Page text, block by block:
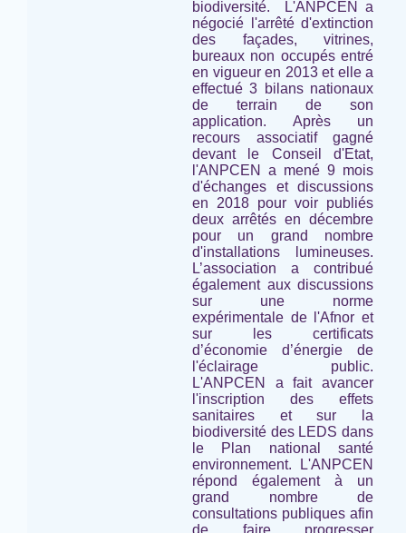
biodiversité.
L'ANPCEN a
négocié l'arrêté d'extinction
des façades, vitrines,
bureaux non occupés entré
en vigueur en 2013 et elle a
effectué 3 bilans nationaux
de terrain de son
application. Après un
recours associatif gagné
devant le Conseil d'Etat,
l'ANPCEN a mené 9 mois
d'échanges et discussions
en 2018 pour voir publiés
deux arrêtés en décembre
pour un grand nombre
d'installations lumineuses.
L’association a contribué
également aux discussions
sur une norme
expérimentale de l'Afnor et
sur les certificats
d’économie d’énergie de
l'éclairage public.
L'ANPCEN a fait avancer
l'inscription des effets
sanitaires et sur la
biodiversité des LEDS dans
le Plan national santé
environnement. L'ANPCEN
répond également à un
grand nombre de
consultations publiques afin
de faire progresser